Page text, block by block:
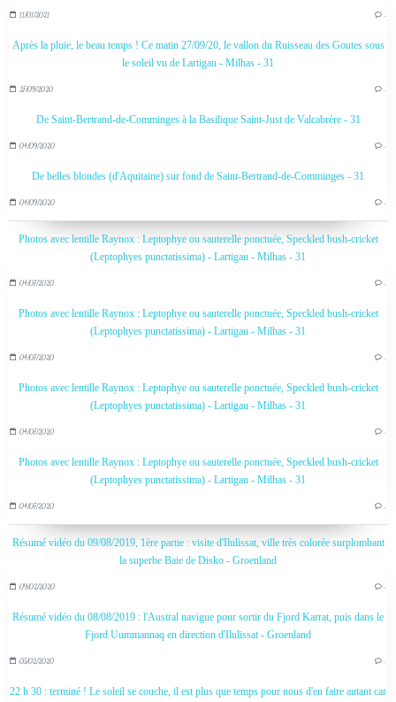
11/01/2021 …
Après la pluie, le beau temps ! Ce matin 27/09/20, le vallon du Ruisseau des Goutes sous
le soleil vu de Lartigau - Milhas - 31
27/09/2020 …
De Saint-Bertrand-de-Comminges à la Basilique Saint-Just de Valcabrère - 31
04/09/2020 …
De belles blondes (d'Aquitaine) sur fond de Saint-Bertrand-de-Comminges - 31
04/09/2020 …
Photos avec lentille Raynox : Leptophye ou sauterelle ponctuée, Speckled bush-cricket
(Leptophyes punctatissima) - Lartigau - Milhas - 31
04/07/2020 …
Photos avec lentille Raynox : Leptophye ou sauterelle ponctuée, Speckled bush-cricket
(Leptophyes punctatissima) - Lartigau - Milhas - 31
04/07/2020 …
Photos avec lentille Raynox : Leptophye ou sauterelle ponctuée, Speckled bush-cricket
(Leptophyes punctatissima) - Lartigau - Milhas - 31
04/07/2020 …
Photos avec lentille Raynox : Leptophye ou sauterelle ponctuée, Speckled bush-cricket
(Leptophyes punctatissima) - Lartigau - Milhas - 31
04/07/2020 …
Résumé vidéo du 09/08/2019, 1ère partie : visite d'Ilulissat, ville très colorée surplombant
la superbe Baie de Disko - Groenland
09/02/2020 …
Résumé vidéo du 08/08/2019 : l'Austral navigue pour sortir du Fjord Karrat, puis dans le
Fjord Uummannaq en direction d'Ilulissat - Groenland
05/02/2020 …
22 h 30 : terminé ! Le soleil se couche, il est plus que temps pour nous d'en faire autant car